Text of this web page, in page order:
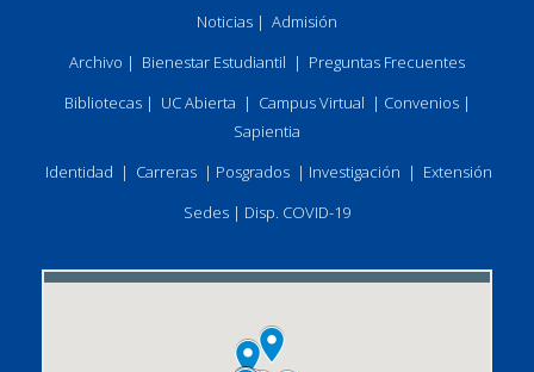
Noticias | Admisión
Archivo | Bienestar Estudiantil | Preguntas Frecuentes
Bibliotecas| UC Abierta | Campus Virtual | Convenios|
Sapientia
Identidad | Carreras | Posgrados | Investigación | Extensión
Sedes | Disp. COVID-19